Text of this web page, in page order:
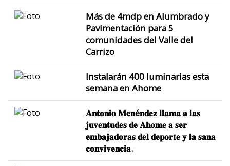
Más de 4mdp en Alumbrado y
Pavimentación para 5
comunidades del Valle del
Carrizo
Instalarán 400 luminarias esta
semana en Ahome
𝐀𝐧𝐭𝐨𝐧𝐢𝐨 𝐌𝐞𝐧é𝐧𝐝𝐞𝐳 𝐥𝐥𝐚𝐦𝐚 𝐚 𝐥𝐚𝐬
𝐣𝐮𝐯𝐞𝐧𝐭𝐮𝐝𝐞𝐬 𝐝𝐞 𝐀𝐡𝐨𝐦𝐞 𝐚 𝐬𝐞𝐫
𝐞𝐦𝐛𝐚𝐣𝐚𝐝𝐨𝐫𝐚𝐬 𝐝𝐞𝐥 𝐝𝐞𝐩𝐨𝐫𝐭𝐞 𝐲 𝐥𝐚 𝐬𝐚𝐧𝐚
𝐜𝐨𝐧𝐯𝐢𝐯𝐞𝐧𝐜𝐢𝐚.